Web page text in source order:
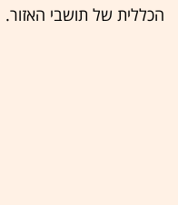
הכללית של תושבי האזור.